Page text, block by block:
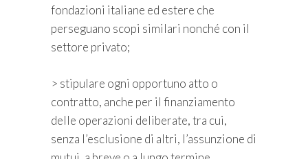
fondazioni italiane ed estere che
perseguano scopi similari nonché con il
settore privato;
> stipulare ogni opportuno atto o
contratto, anche per il finanziamento
delle operazioni deliberate, tra cui,
senza l’esclusione di altri, l’assunzione di